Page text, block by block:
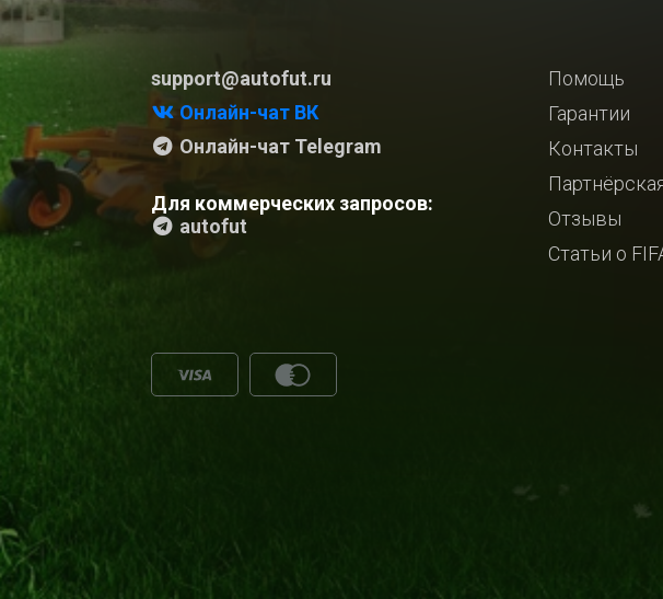
support@autofut.ru
Онлайн-чат ВК
Онлайн-чат Telegram
Для коммерческих запросов:
autofut
Помощь
Гарантии
Контакты
Отзывы
Статьи о